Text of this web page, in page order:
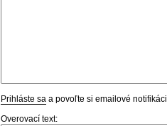
Prihláste sa a povoľte si emailové
Overovací text: